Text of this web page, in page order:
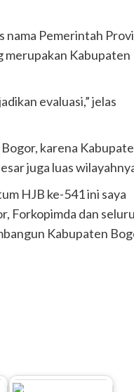
nama Pemerintah
merupakan Kabupaten
evaluasi,” jelas
karena
juga luas
HJB ke-541 ini saya
Forkopimda dan
Kabupaten